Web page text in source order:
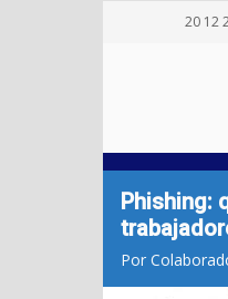
20 12
Phishing:
Por